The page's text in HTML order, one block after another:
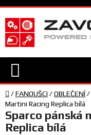
Přejít
na
obsah
TECHNIKA
VYBAVENÍ
Domů
/FANOUŠCI /OBLEČENÍ/
Martini Racing Replica bílá
Sparco pánská
Replica bílá